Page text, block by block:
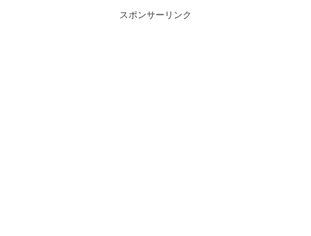
スポンサーリンク